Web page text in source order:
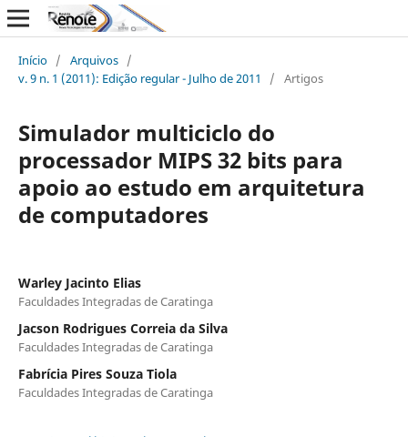
Início / Arquivos /
v. 9 n. 1 (2011): Edição regular - Julho de 2011
/ Artigos
Simulador multiciclo do
processador MIPS 32 bits para
apoio ao estudo em arquitetura
de computadores
Warley Jacinto Elias
Faculdades Integradas de Caratinga
Jacson Rodrigues Correia da Silva
Faculdades Integradas de Caratinga
Fabrícia Pires Souza Tiola
Faculdades Integradas de Caratinga